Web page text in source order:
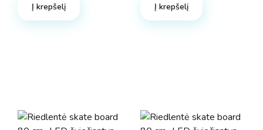
was:
32.90 €.
19.74 €.
Į krepšelį
was:
43.00 €.
25.80 €.
Į krepšelį